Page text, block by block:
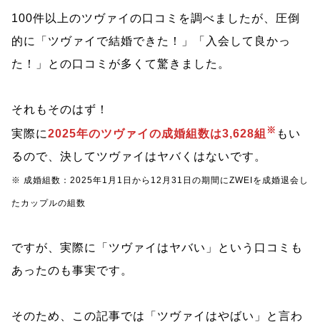
100件以上のツヴァイの口コミを調べましたが、圧倒
的に「ツヴァイで結婚できた！」「入会して良かっ
た！」との口コミが多くて驚きました。
それもそのはず！
実際に2025年のツヴァイの成婚組数は3,628組 ※ もい
るので、決してツヴァイはヤバくはないです。
※ 成婚組数：2025年1月1日から12月31日の期間にZWEIを成婚退会し
たカップルの組数
ですが、実際に「ツヴァイはヤバい」という口コミも
あったのも事実です。
そのため、この記事では「ツヴァイはやばい」と言わ